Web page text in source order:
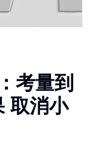
考量到
取消小